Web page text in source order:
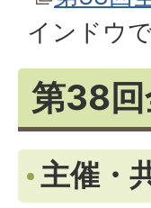
インドウで
第38回
主催・